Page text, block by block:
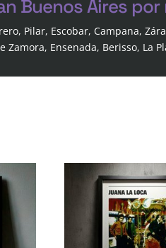
Buenos Aires
Pilar, Escobar, Campana,
Ensenada, Berisso, La